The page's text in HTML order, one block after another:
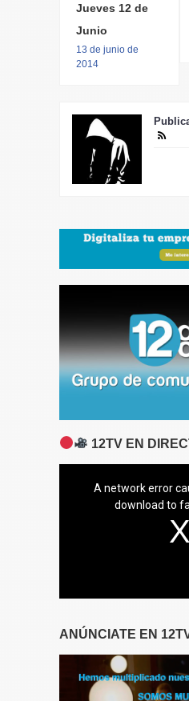
Jueves 12 de
Junio
13 de junio de
2014
12TV EN
A network error
download to
ANÚNCIATE EN